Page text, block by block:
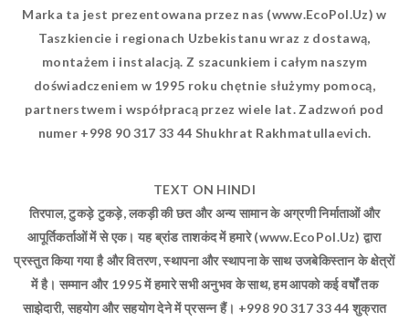
Marka ta jest prezentowana przez nas (www.EcoPol.Uz) w
Taszkiencie i regionach Uzbekistanu wraz z dostawą,
montażem i instalacją. Z szacunkiem i całym naszym
doświadczeniem w 1995 roku chętnie służymy pomocą,
partnerstwem i współpracą przez wiele lat. Zadzwoń pod
numer +998 90 317 33 44 Shukhrat Rakhmatullaevich.
TEXT ON HINDI
तिरपाल, टुकड़े टुकड़े, लकड़ी की छत और अन्य सामान के अग्रणी निर्माताओं और
आपूर्तिकर्ताओं में से एक। यह ब्रांड ताशकंद में हमारे (www.EcoPol.Uz) द्वारा
प्रस्तुत किया गया है और वितरण, स्थापना और स्थापना के साथ उजबेकिस्तान के क्षेत्रों
में है। सम्मान और 1995 में हमारे सभी अनुभव के साथ, हम आपको कई वर्षों तक
साझेदारी, सहयोग और सहयोग देने में प्रसन्न हैं। +998 90 317 33 44 शुक्रात